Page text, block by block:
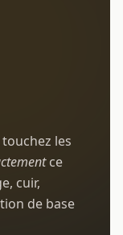
les
ce
cuir,
de base